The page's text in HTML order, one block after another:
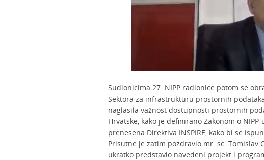
Sudionicima 27. NIPP radionice potom se
Sektora za infrastrukturu prostornih
naglasila važnost dostupnosti prostornih
Hrvatske, kako je definirano Zakonom o
prenesena Direktiva INSPIRE, kako bi se
Prisutne je zatim pozdravio mr. sc. Tomislav
ukratko predstavio navedeni projekt i